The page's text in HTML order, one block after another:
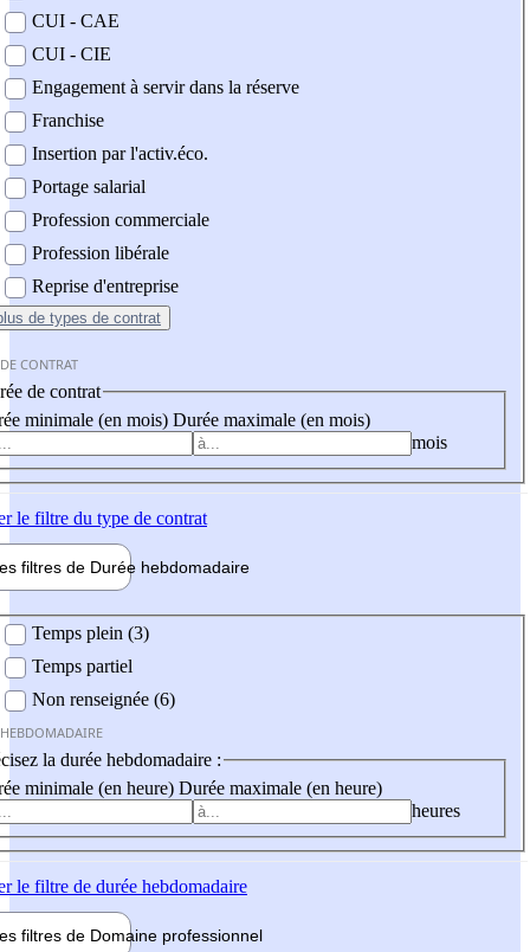
CUI - CAE
CUI - CIE
Engagement à servir dans la réserve
Franchise
Insertion par l'activ.éco.
Portage salarial
Profession commerciale
Profession libérale
Reprise d'entreprise
de types de contrat
CONTRAT
de contrat
minimale (en mois) Durée maximale (en mois)
mois
le filtre du type de contrat
filtres de Durée hebdomadaire
Temps plein (3)
Temps partiel
Non renseignée (6)
la durée hebdomadaire :
minimale (en heure) Durée maximale (en heure)
heures
le filtre de durée hebdomadaire
filtres de Domaine professionnel